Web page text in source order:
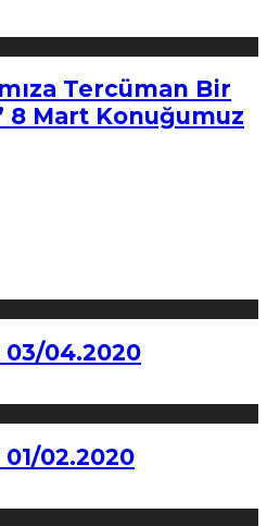
Tercüman Bir
8 Mart Konuğumuz
04.2020
02.2020